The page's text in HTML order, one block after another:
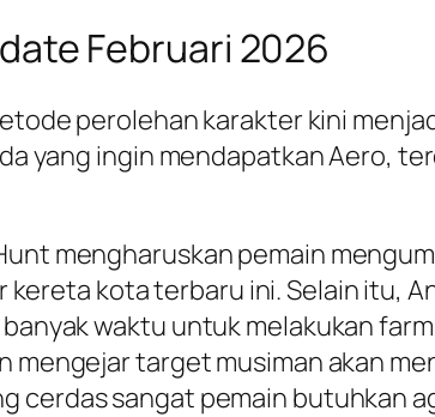
Februari 2026
perolehan karakter kini
yang ingin mendapatkan Aero,
mengharuskan pemain
kereta kota terbaru ini. Selain itu,
waktu untuk melakukan
mengejar target musiman akan
cerdas sangat pemain butuhkan